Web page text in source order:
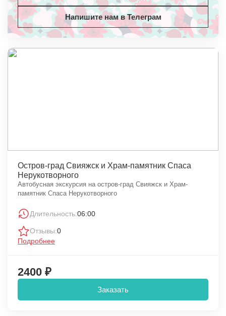
Остров-град Свияжск и Храм-памятник Спаса
Нерукотворного
Автобусная экскурсия на остров-град Свияжск и Храм-
памятник Спаса Нерукотворного
Длительность:06:00
Отзывы:0
Подробнее
2400 ₽
Заказать
Напишите нам в Телеграм